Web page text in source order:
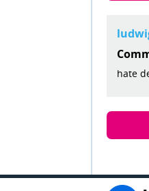
hate